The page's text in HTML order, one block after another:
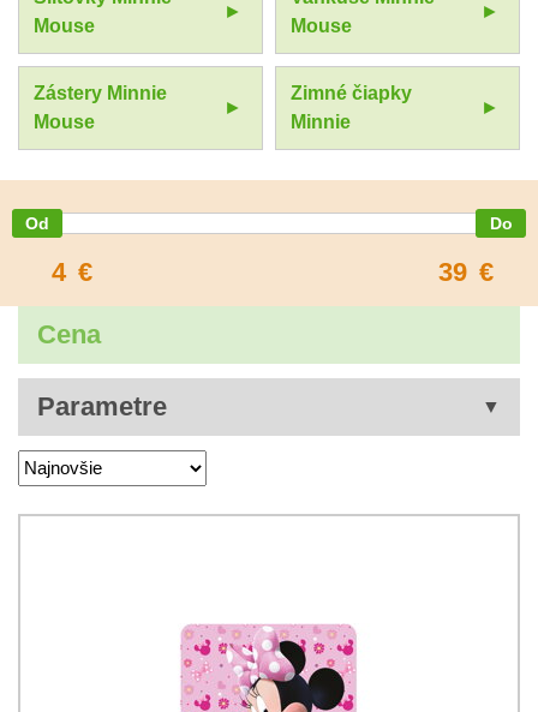
Mouse
Mouse
Zástery Minnie
Mouse
Zimné čiapky
Minnie
4 € 39 €
Cena
Parametre